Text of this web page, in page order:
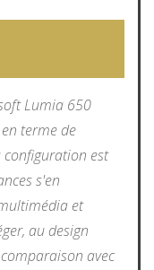
Lumia 650
terme de
est
s'en
et
au design
avec